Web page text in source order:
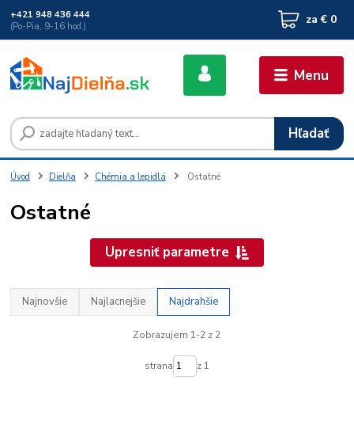
Menu
Hľadať
+421 948 436 444
(Po-Pia, 9-16 hod.)
za € 0
Úvod Dielňa Chémia a lepidlá Ostatné
Ostatné
Upresniť parametre
Najnovšie Najlacnejšie Najdrahšie
Zobrazujem 1-2 z 2
strana z 1